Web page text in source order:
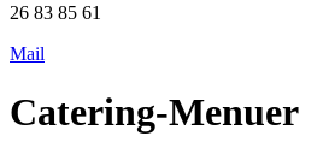
26 83 85 61
Mail
Catering-Menuer